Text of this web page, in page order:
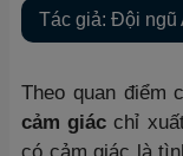
Tác giả: Đội ngũ
Theo quan điểm
cảm giác chỉ